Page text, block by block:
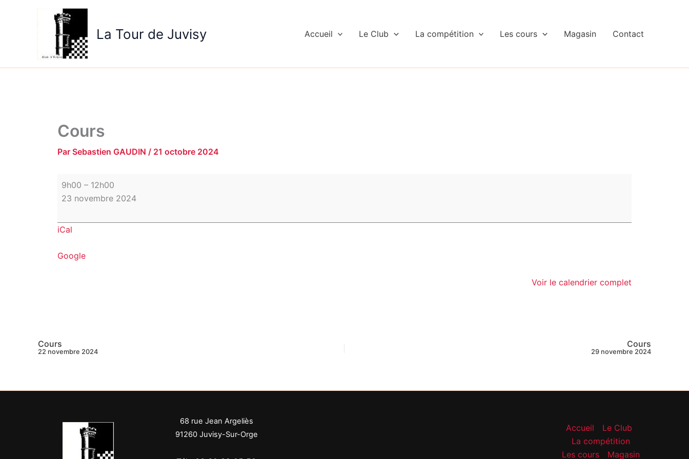
La Tour de Juvisy Accueil Le Club La compétition Les cours Magasin Contact
Cours
Par Sebastien GAUDIN / 21 octobre 2024
Cours
9h00 – 12h00
23 novembre 2024
iCal
Google
Voir le calendrier complet
Cours
22 novembre 2024
Cours
29 novembre 2024
68 rue Jean Argeliès
91260 Juvisy-Sur-Orge
Accueil
Le Club
La compétition
Les cours
Magasin